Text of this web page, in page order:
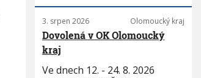
3. srpen 2026 Olomoucký kraj
Dovolená v OK Olomoucký
kraj
Ve dnech 12. - 24. 8. 2026